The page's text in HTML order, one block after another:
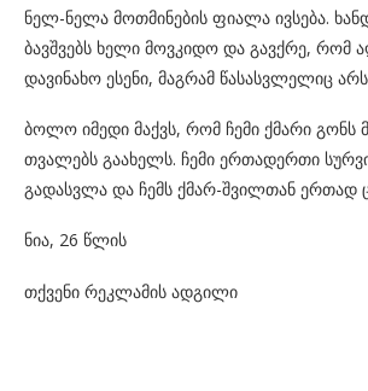
ნელ-ნელა მოთმინების ფიალა ივსება.
ბავშვებს ხელი მოვკიდო და გავქრე, რომ
დავინახო ესენი, მაგრამ წასასვლელიც
ბოლო იმედი მაქვს, რომ ჩემი ქმარი გონს
თვალებს გაახელს. ჩემი ერთადერთი
გადასვლა და ჩემს ქმარ-შვილთან ერთად
ნია, 26 წლის
თქვენი რეკლამის ადგილი